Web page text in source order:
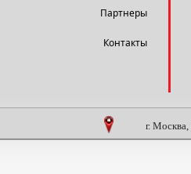
Партнеры
Контакты
г.